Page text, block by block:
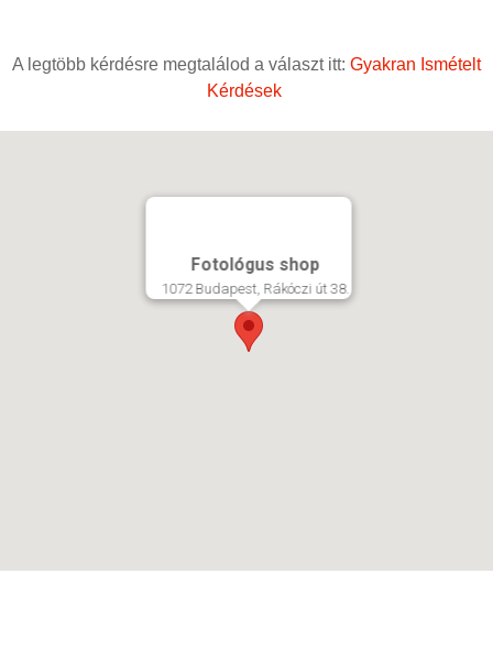
A legtöbb kérdésre megtalálod a választ itt: Gyakran Ismételt
Kérdések
Fotológus shop
1072 Budapest, Rákóczi út 38.